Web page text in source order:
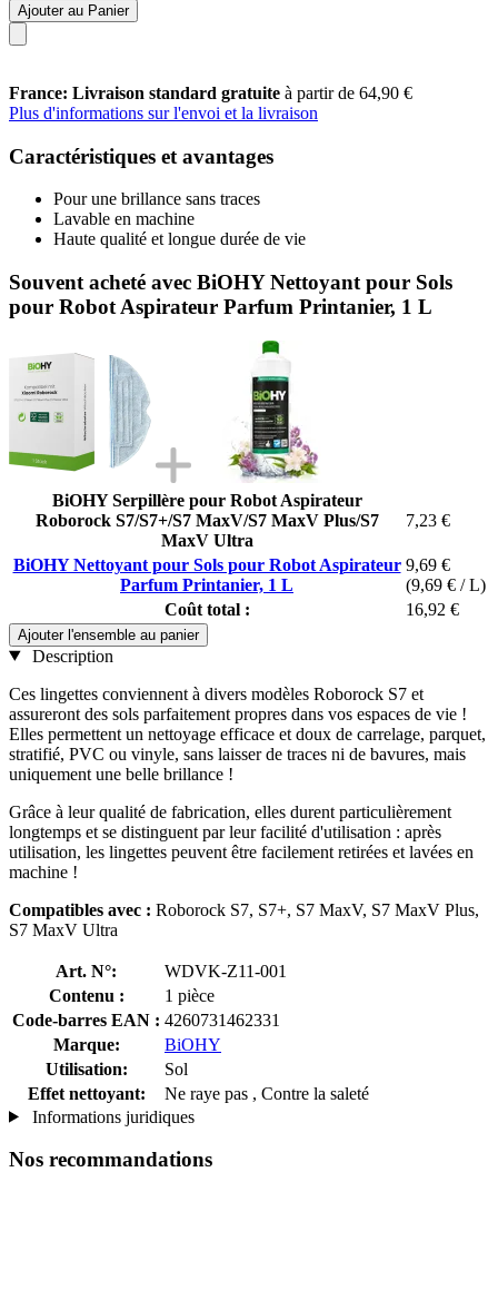
Ajouter au Panier
France: Livraison standard gratuite à partir de 64,90 €
Plus d'informations sur l'envoi et la livraison
Caractéristiques et avantages
Pour une brillance sans traces
Lavable en machine
Haute qualité et longue durée de vie
Souvent acheté avec BiOHY Nettoyant pour Sols
pour Robot Aspirateur Parfum Printanier, 1 L
BiOHY Serpillère pour Robot Aspirateur
Roborock S7/S7+/S7 MaxV/S7 MaxV Plus/S7
MaxV Ultra
7,23 €
BiOHY Nettoyant pour Sols pour Robot Aspirateur
Parfum Printanier, 1 L
9,69 €
(9,69 € / L)
Coût total :
16,92 €
Ajouter l'ensemble au panier
Description
Ces lingettes conviennent à divers modèles Roborock S7 et
assureront des sols parfaitement propres dans vos espaces de vie !
Elles permettent un nettoyage efficace et doux de carrelage, parquet,
stratifié, PVC ou vinyle, sans laisser de traces ni de bavures, mais
uniquement une belle brillance !
Grâce à leur qualité de fabrication, elles durent particulièrement
longtemps et se distinguent par leur facilité d'utilisation : après
utilisation, les lingettes peuvent être facilement retirées et lavées en
machine !
Compatibles avec : Roborock S7, S7+, S7 MaxV, S7 MaxV Plus,
S7 MaxV Ultra
Art. N°:
WDVK-Z11-001
Contenu :
1 pièce
Code-barres EAN : 4260731462331
Marque:
BiOHY
Utilisation:
Sol
Effet nettoyant:
Ne raye pas , Contre la saleté
Informations juridiques
Nos recommandations